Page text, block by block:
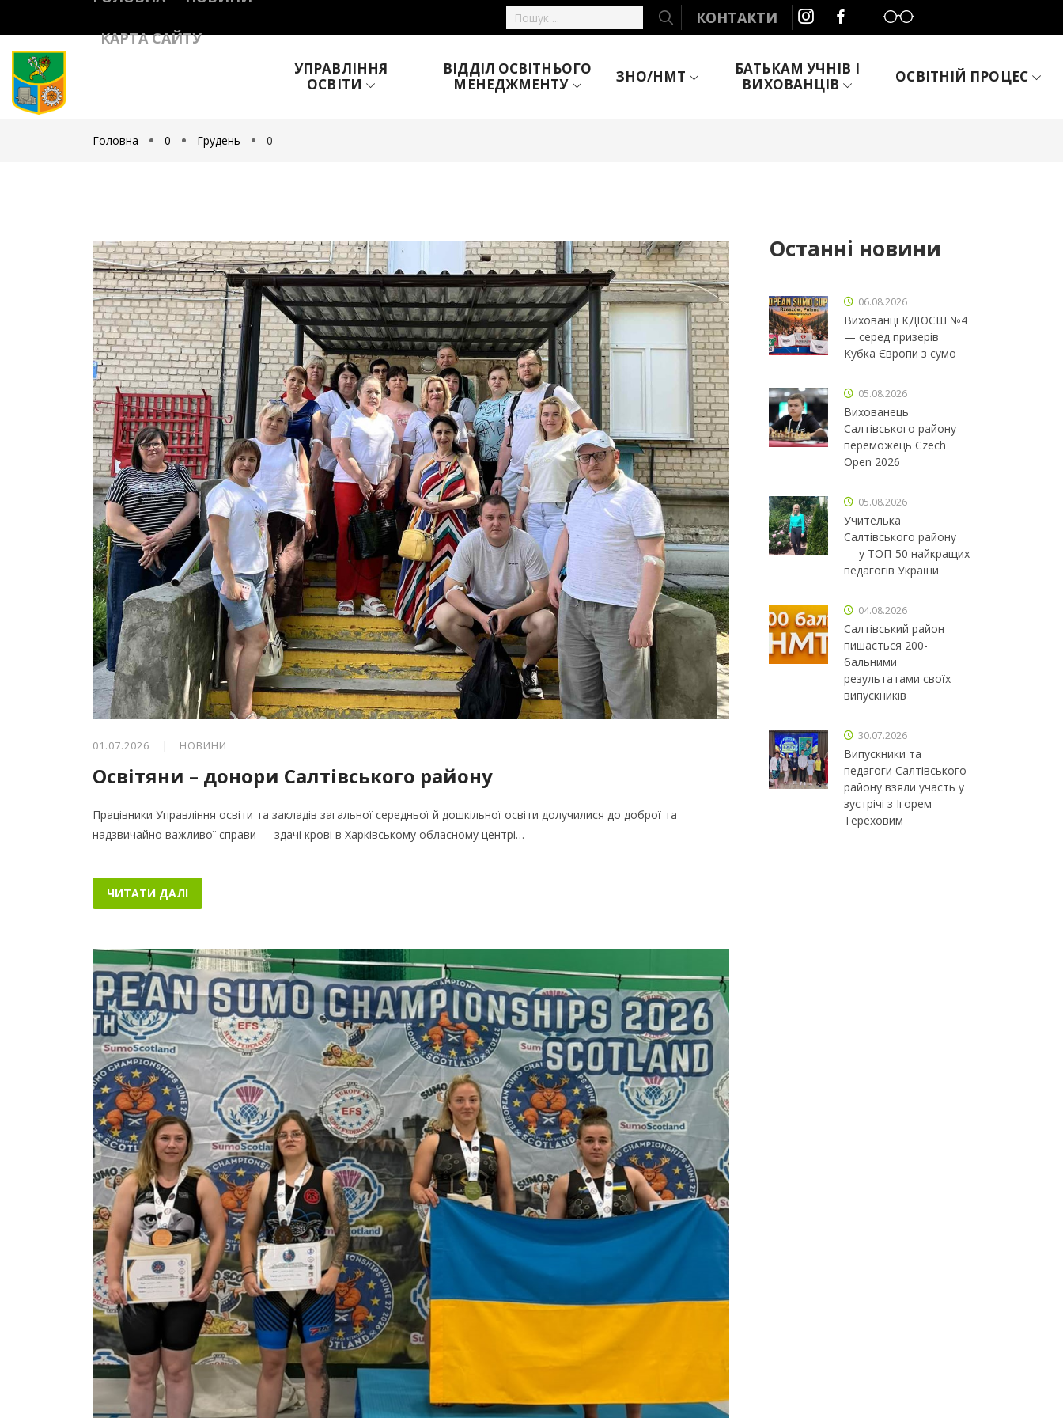
КАРТА САЙТУ
КОНТАКТИ Слабозорим
УПРАВЛІННЯ
ОСВІТИ
ВІДДІЛ ОСВІТНЬОГО
МЕНЕДЖМЕНТУ
ЗНО/НМТ
БАТЬКАМ УЧНІВ І
ВИХОВАНЦІВ
ОСВІТНІЙ ПРОЦЕС
Головна 0 Грудень 0
01.07.2026 | НОВИНИ
Освітяни – донори Салтівського району
Працівники Управління освіти та закладів загальної середньої й дошкільної освіти долучилися до доброї та
надзвичайно важливої справи — здачі крові в Харківському обласному центрі…
ЧИТАТИ ДАЛІ
Останні новини
06.08.2026
Вихованці КДЮСШ №4
— серед призерів
Кубка Європи з сумо
05.08.2026
Вихованець
Салтівського району –
переможець Czech
Open 2026
05.08.2026
Учителька
Салтівського району
— у ТОП-50 найкращих
педагогів України
04.08.2026
Салтівський район
пишається 200-
бальними
результатами своїх
випускників
30.07.2026
Випускники та
педагоги Салтівського
району взяли участь у
зустрічі з Ігорем
Тереховим